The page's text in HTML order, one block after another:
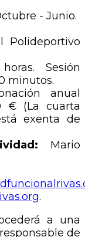
- Junio.
Polideportivo
Sesión
minutos.
anual
€ (La cuarta
exenta de
Mario
.
a una
de